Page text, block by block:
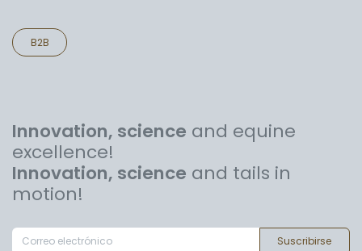
B2B
Innovation, science and equine
excellence!
Innovation, science and tails in
motion!
Suscribirse